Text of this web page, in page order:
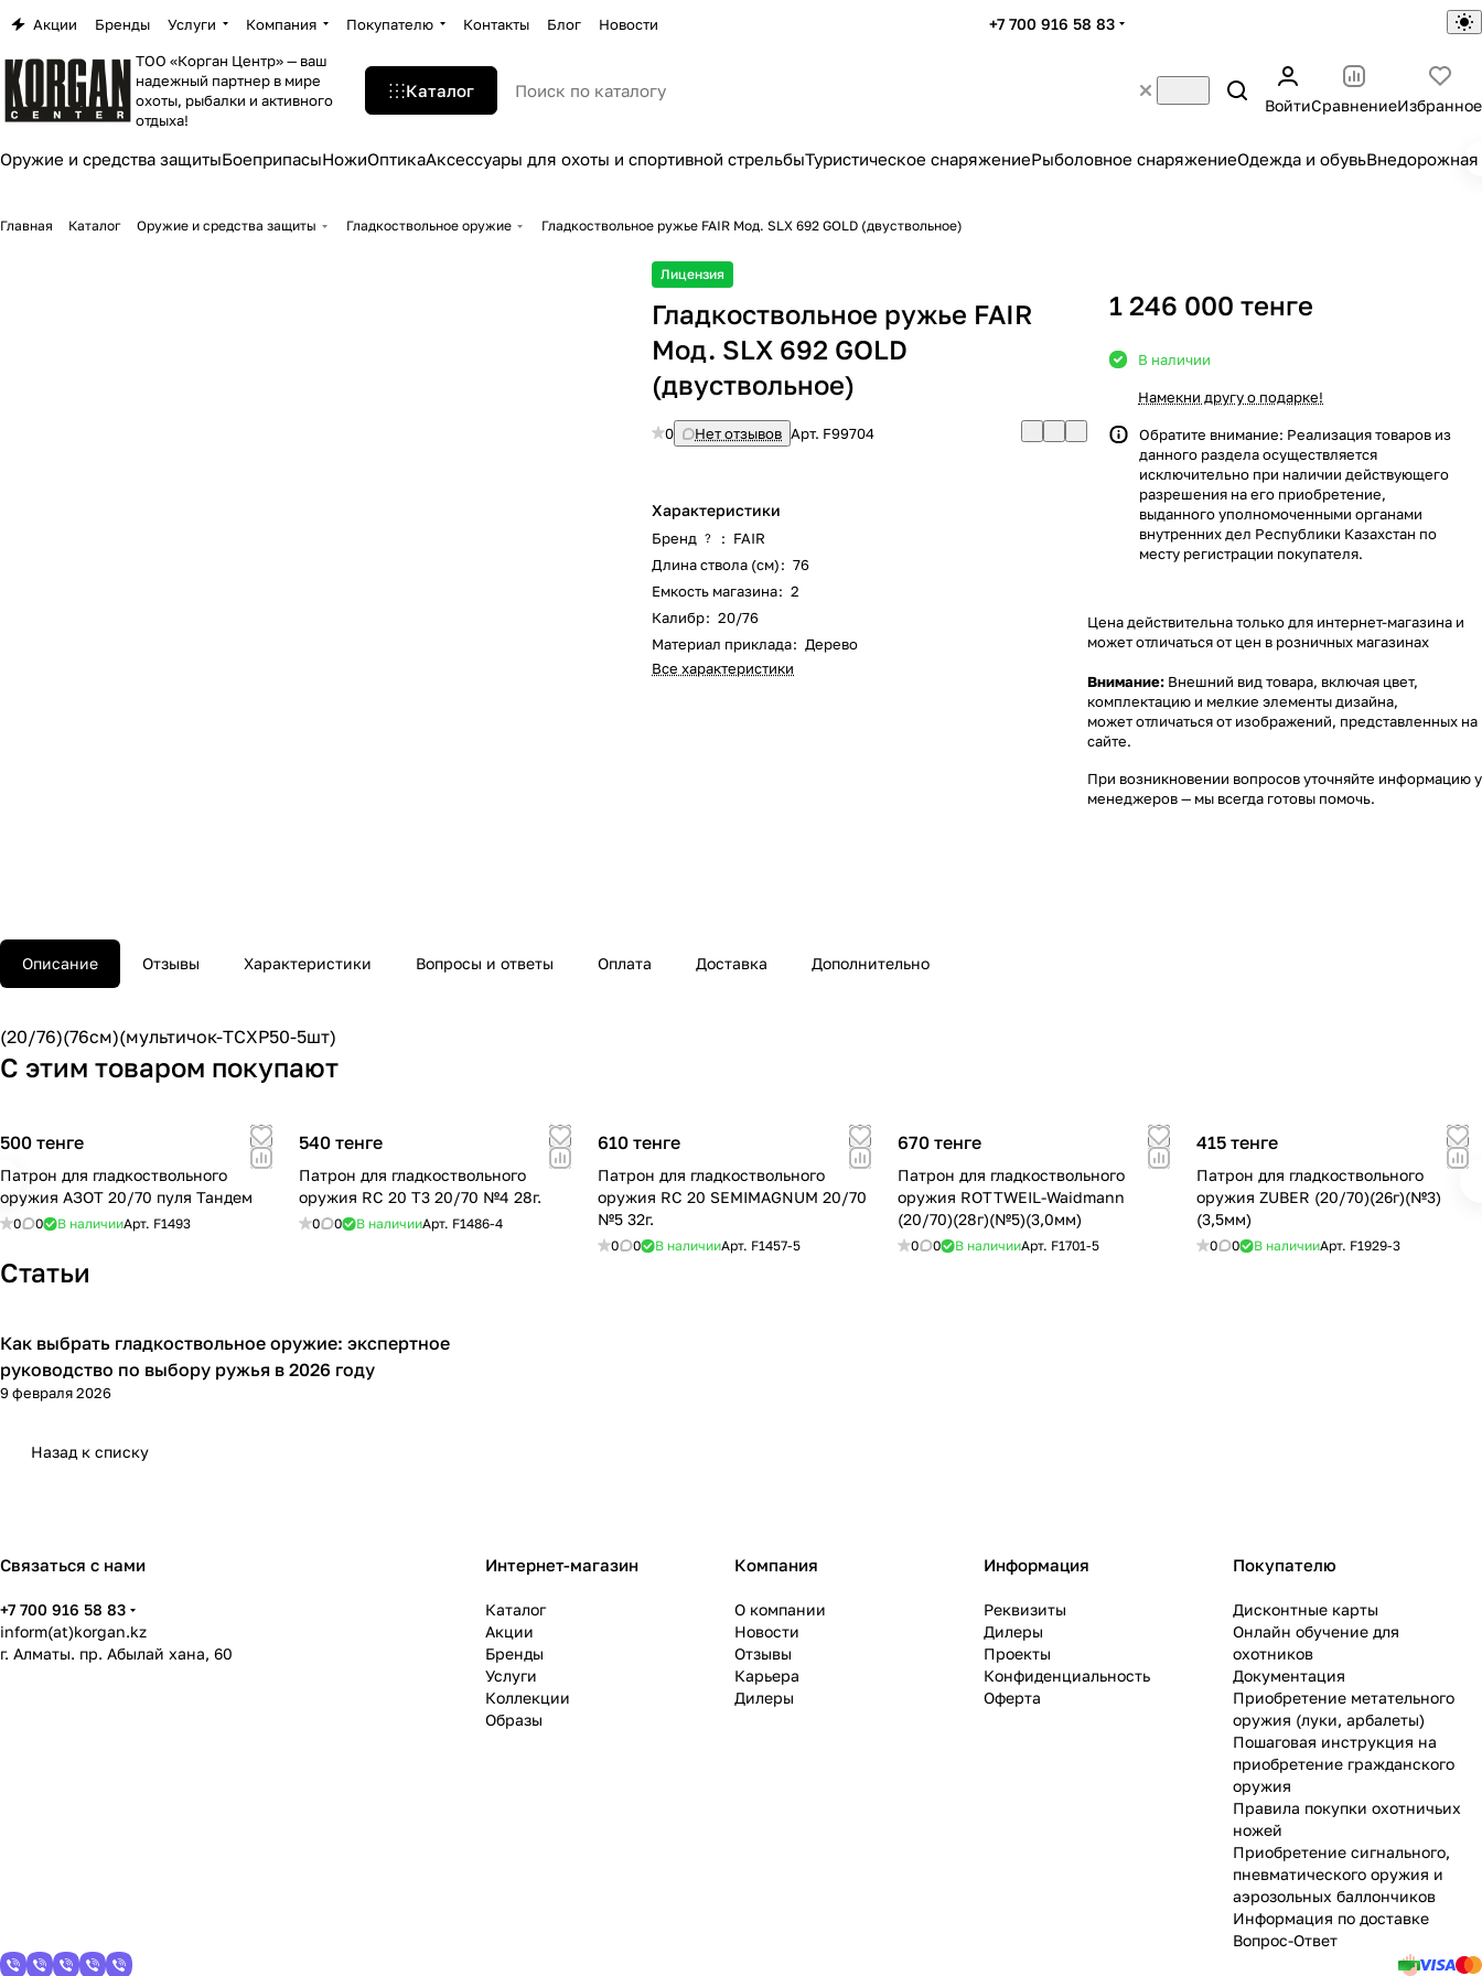
Акции Бренды Услуги Компания Покупателю Контакты Блог Новости +7 700 916 58 83
ТОО «Корган Центр» — ваш
надежный партнер в мире
охоты, рыбалки и активного
отдыха!
Каталог
ВойтиСравнениеИзбранное
Оружие и средства защитыБоеприпасыНожиОптикаАксессуары для охоты и спортивной стрельбыТуристическое снаряжениеРыболовное снаряжениеОдежда и обувьВнедорожная
Главная Каталог Оружие и средства защиты Гладкоствольное оружие Гладкоствольное ружье FAIR Moд. SLX 692 GOLD (двуствольное)
Лицензия
Гладкоствольное ружье FAIR
Moд. SLX 692 GOLD
(двуствольное)
0 Нет отзывов Арт. F99704
Характеристики
Бренд ? : FAIR
Длина ствола (см): 76
Емкость магазина: 2
Калибр: 20/76
Материал приклада: Дерево
Все характеристики
1 246 000 тенге
В наличии
Намекни другу о подарке!
Обратите внимание: Реализация товаров из
данного раздела осуществляется
исключительно при наличии действующего
разрешения на его приобретение,
выданного уполномоченными органами
внутренних дел Республики Казахстан по
месту регистрации покупателя.
Цена действительна только для интернет-магазина и
может отличаться от цен в розничных магазинах
Внимание: Внешний вид товара, включая цвет,
комплектацию и мелкие элементы дизайна,
может отличаться от изображений, представленных на
сайте.
При возникновении вопросов уточняйте информацию у
менеджеров— мы всегда готовы помочь.
Описание Отзывы Характеристики Вопросы и ответы Оплата Доставка Дополнительно
(20/76)(76см)(мультичок-TCXP50-5шт)
С этим товаром покупают
500 тенге
Патрон для гладкоствольного
оружия АЗОТ 20/70 пуля Тандем
0 0 В наличииАрт. F1493
540 тенге
Патрон для гладкоствольного
оружия RC 20 T3 20/70 №4 28г.
0 0 В наличииАрт. F1486-4
610 тенге
Патрон для гладкоствольного
оружия RC 20 SEMIMAGNUM 20/70
№5 32г.
0 0 В наличииАрт. F1457-5
670 тенге
Патрон для гладкоствольного
оружия ROTTWEIL-Waidmann
(20/70)(28г)(№5)(3,0мм)
0 0 В наличииАрт. F1701-5
415 тенге
Патрон для гладкоствольного
оружия ZUBER (20/70)(26г)(№3)
(3,5мм)
0 0 В наличииАрт. F1929-3
Статьи
Советы покупателям
Как выбрать гладкоствольное оружие: экспертное
руководство по выбору ружья в 2026 году
9 февраля 2026
Назад к списку
Связаться с нами
+7 700 916 58 83
inform(at)korgan.kz
г. Алматы. пр. Абылай хана, 60
Интернет-магазин
Каталог
Акции
Бренды
Услуги
Коллекции
Образы
Компания
О компании
Новости
Отзывы
Карьера
Дилеры
Информация
Реквизиты
Дилеры
Проекты
Конфиденциальность
Оферта
Покупателю
Дисконтные карты
Онлайн обучение для
охотников
Документация
Приобретение метательного
оружия (луки, арбалеты)
Пошаговая инструкция на
приобретение гражданского
оружия
Правила покупки охотничьих
ножей
Приобретение сигнального,
пневматического оружия и
аэрозольных баллончиков
Информация по доставке
Вопрос-Ответ